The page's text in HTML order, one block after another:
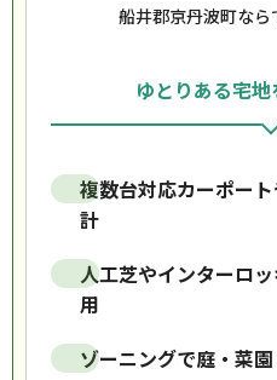
船井郡京丹波町な
ゆとりある宅
複数台対応カーポー
計
人工芝やインターロ
用
ゾーニングで庭・菜